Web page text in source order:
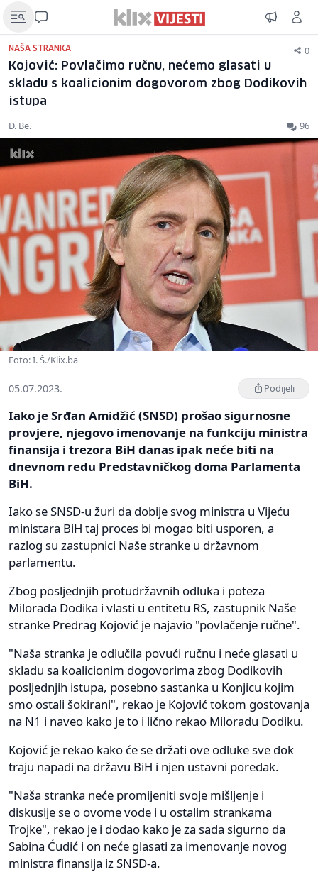
NAŠA STRANKA 0
Kojović: Povlačimo ručnu, nećemo glasati u
skladu s koalicionim dogovorom zbog Dodikovih
istupa
D. Be. 96
Foto: I. Š./Klix.ba
05.07.2023. Podijeli
Iako je Srđan Amidžić (SNSD) prošao sigurnosne
provjere, njegovo imenovanje na funkciju ministra
finansija i trezora BiH danas ipak neće biti na
dnevnom redu Predstavničkog doma Parlamenta
BiH.
Iako se SNSD-u žuri da dobije svog ministra u Vijeću
ministara BiH taj proces bi mogao biti usporen, a
razlog su zastupnici Naše stranke u državnom
parlamentu.
Zbog posljednjih protudržavnih odluka i poteza
Milorada Dodika i vlasti u entitetu RS, zastupnik Naše
stranke Predrag Kojović je najavio "povlačenje ručne".
"Naša stranka je odlučila povući ručnu i neće glasati u
skladu sa koalicionim dogovorima zbog Dodikovih
posljednjih istupa, posebno sastanka u Konjicu kojim
smo ostali šokirani", rekao je Kojović tokom gostovanja
na N1 i naveo kako je to i lično rekao Miloradu Dodiku.
Kojović je rekao kako će se držati ove odluke sve dok
traju napadi na državu BiH i njen ustavni poredak.
"Naša stranka neće promijeniti svoje mišljenje i
diskusije se o ovome vode i u ostalim strankama
Trojke", rekao je i dodao kako je za sada sigurno da
Sabina Ćudić i on neće glasati za imenovanje novog
ministra finansija iz SNSD-a.